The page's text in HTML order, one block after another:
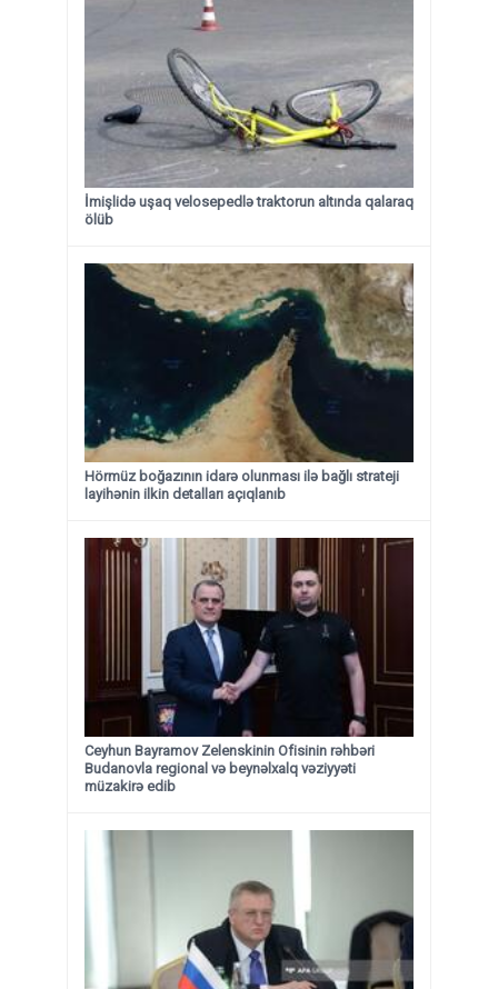
İmişlidə uşaq velosepedlə traktorun altında qalaraq
ölüb
Hörmüz boğazının idarə olunması ilə bağlı strateji
layihənin ilkin detalları açıqlanıb
Ceyhun Bayramov Zelenskinin Ofisinin rəhbəri
Budanovla regional və beynəlxalq vəziyyəti
müzakirə edib